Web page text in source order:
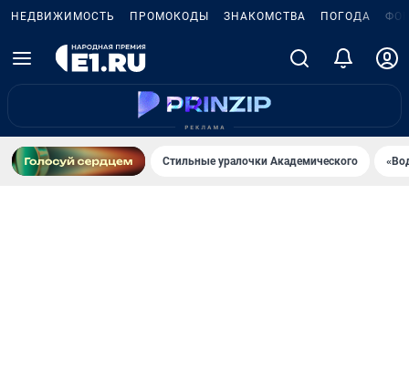
НЕДВИЖИМОСТЬ ПРОМОКОДЫ ЗНАКОМСТВА ПОГОДА
Стильные уралочки Академического